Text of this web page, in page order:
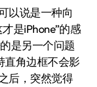
以说是一种向
是iPhone”的感
是另一个问题
角边框不会影
后，突然觉得